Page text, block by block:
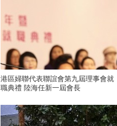
港區婦聯代表聯誼會第九屆理事會就
職典禮 陸海任新一屆會長